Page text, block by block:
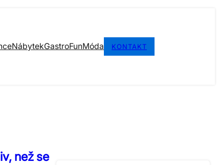
NábytekGastroFunMóda KONTAKT
než se